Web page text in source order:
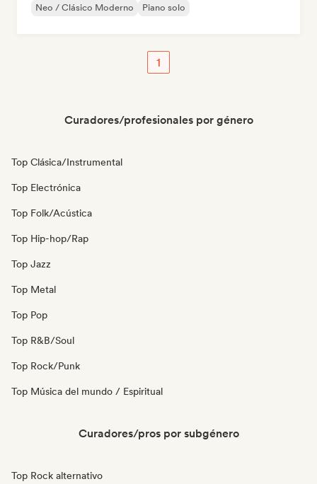
Neo / Clásico Moderno Piano solo
1
Curadores/profesionales por género
Top Clásica/Instrumental
Top Electrónica
Top Folk/Acústica
Top Hip-hop/Rap
Top Jazz
Top Metal
Top Pop
Top R&B/Soul
Top Rock/Punk
Top Música del mundo / Espiritual
Curadores/pros por subgénero
Top Rock alternativo